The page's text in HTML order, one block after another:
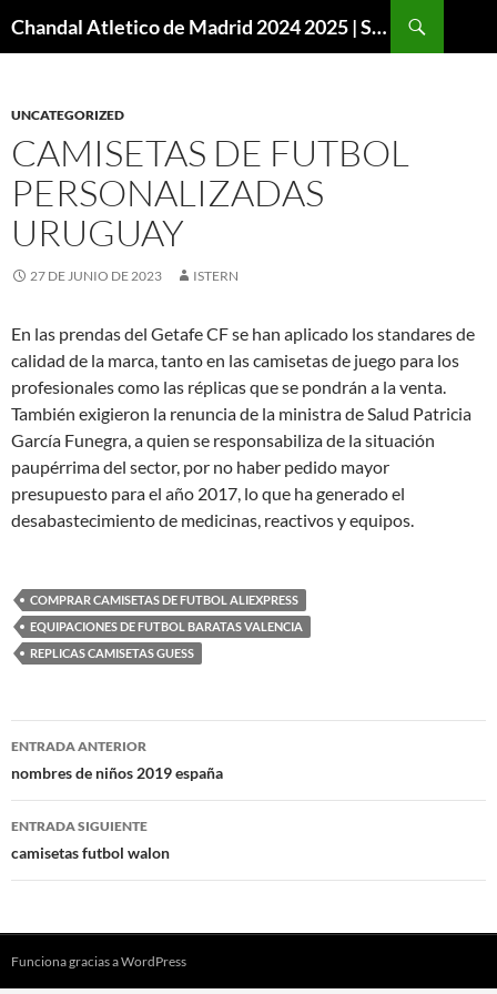
Chandal Atletico de Madrid 2024 2025 | SuperVigo
UNCATEGORIZED
CAMISETAS DE FUTBOL
PERSONALIZADAS
URUGUAY
27 DE JUNIO DE 2023 ISTERN
En las prendas del Getafe CF se han aplicado los standares de
calidad de la marca, tanto en las camisetas de juego para los
profesionales como las réplicas que se pondrán a la venta.
También exigieron la renuncia de la ministra de Salud Patricia
García Funegra, a quien se responsabiliza de la situación
paupérrima del sector, por no haber pedido mayor
presupuesto para el año 2017, lo que ha generado el
desabastecimiento de medicinas, reactivos y equipos.
COMPRAR CAMISETAS DE FUTBOL ALIEXPRESS
EQUIPACIONES DE FUTBOL BARATAS VALENCIA
REPLICAS CAMISETAS GUESS
Navegación
de
entradas
ENTRADA ANTERIOR
nombres de niños 2019 españa
ENTRADA SIGUIENTE
camisetas futbol walon
Funciona gracias a WordPress